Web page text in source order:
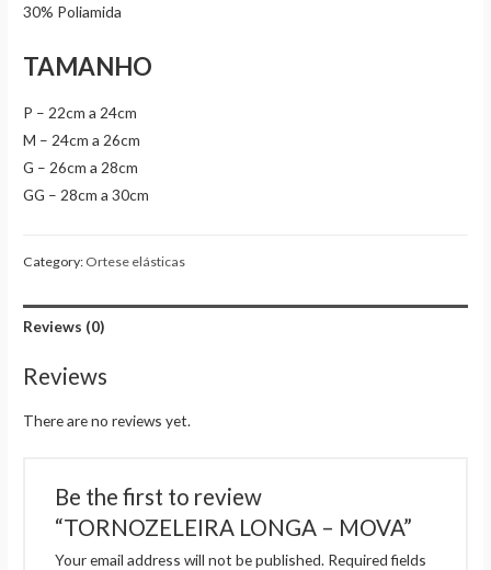
30% Poliamida
TAMANHO
P – 22cm a 24cm
M – 24cm a 26cm
G – 26cm a 28cm
GG – 28cm a 30cm
Category: Ortese elásticas
Reviews (0)
Reviews
There are no reviews yet.
Be the first to review
“TORNOZELEIRA LONGA – MOVA”
Your email address will not be published. Required fields